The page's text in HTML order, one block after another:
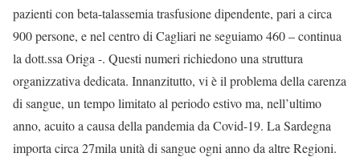
pazienti con beta-talassemia trasfusione dipendente, pari a circa
900 persone, e nel centro di Cagliari ne seguiamo 460 – continua
la dott.ssa Origa -. Questi numeri richiedono una struttura
organizzativa dedicata. Innanzitutto, vi è il problema della carenza
di sangue, un tempo limitato al periodo estivo ma, nell’ultimo
anno, acuito a causa della pandemia da Covid-19. La Sardegna
importa circa 27mila unità di sangue ogni anno da altre Regioni.